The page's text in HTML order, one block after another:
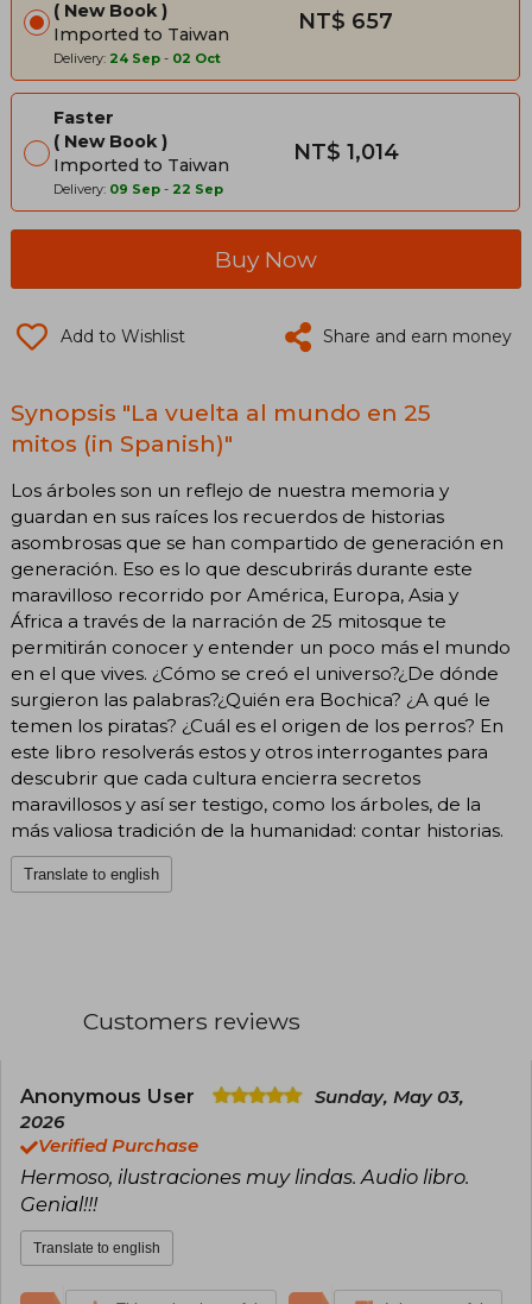
New Book
Imported to Taiwan
Delivery: 24 Sep - 02 Oct
NT$ 657
Faster
New Book
Imported to Taiwan
Delivery: 09 Sep - 22 Sep
NT$ 1,014
Buy Now
Add to Wishlist Share and earn money
Synopsis "La vuelta al mundo en 25
mitos (in Spanish)"
Los árboles son un reflejo de nuestra memoria y
guardan en sus raíces los recuerdos de historias
asombrosas que se han compartido de generación en
generación. Eso es lo que descubrirás durante este
maravilloso recorrido por América, Europa, Asia y
África a través de la narración de 25 mitosque te
permitirán conocer y entender un poco más el mundo
en el que vives. ¿Cómo se creó el universo?¿De dónde
surgieron las palabras?¿Quién era Bochica? ¿A qué le
temen los piratas? ¿Cuál es el origen de los perros? En
este libro resolverás estos y otros interrogantes para
descubrir que cada cultura encierra secretos
maravillosos y así ser testigo, como los árboles, de la
más valiosa tradición de la humanidad: contar historias.
Translate to english
Customers reviews
Anonymous User
Sunday, May 03,
2026
Verified Purchase
Hermoso, ilustraciones muy lindas. Audio libro.
Genial!!!
Translate to english